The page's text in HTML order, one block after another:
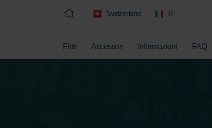
Switzerland IT
Filtri Accessori Informazioni FAQ